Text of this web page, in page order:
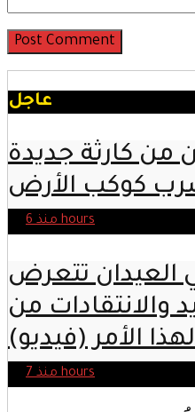
عاجل
من كارثة جديدة
كوكب الأرض
منذ 6 hours
العيدان تتعرض
والانتقادات من
الأمر (فيديو)
منذ 7 hours